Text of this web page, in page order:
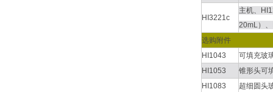
HI3221c
主机、
20mL）
选购附件
HI1043
可填充玻
HI1053
锥形头可
HI1083
超细圆头